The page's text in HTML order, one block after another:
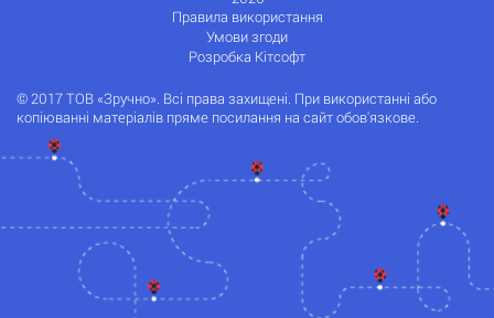
Правила використання
Умови згоди
Розробка Кітсофт
© 2017 ТОВ «Зручно». Всі права захищені. При використанні або
копіюванні матеріалів пряме посилання на сайт обов'язкове.